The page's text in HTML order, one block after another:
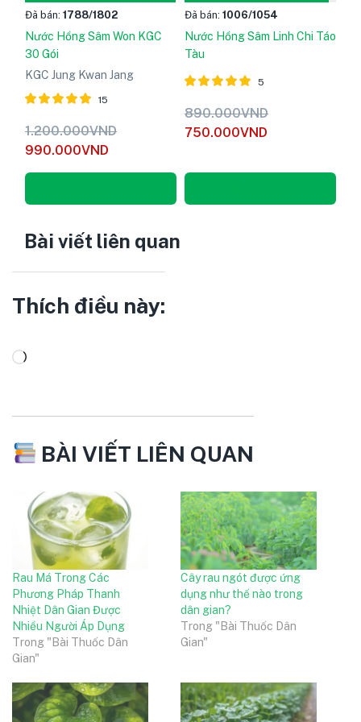
Đã bán: 1788/1802
Nước Hồng Sâm Won KGC
30 Gói
KGC Jung Kwan Jang
Được xếp
hạng
5.00
5
sao
15
1.200.000VND
990.000VND
Đã bán: 1006/1054
Nước Hồng Sâm Linh Chi Táo
Tàu
Được xếp
hạng
5.00
5
5
890.000VND
750.000VND
Bài viết liên quan
Thích điều này:
BÀI VIẾT LIÊN QUAN
Rau Má Trong Các
Phương Pháp Thanh
Nhiệt Dân Gian Được
Nhiều Người Áp Dụng
Trong "Bài Thuốc Dân
Gian"
Cây rau ngót được ứng
dụng như thế nào trong
dân gian?
Trong "Bài Thuốc Dân
Gian"